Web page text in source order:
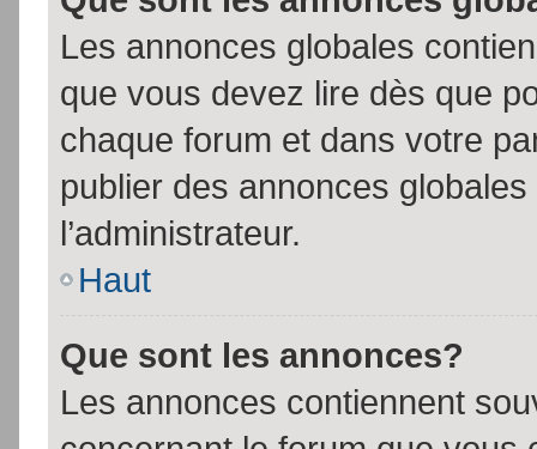
Les annonces globales
que vous devez lire dès que
chaque forum et dans votre
publier des annonces
l’administrateur.
Haut
Que sont les annonces?
Les annonces contiennent